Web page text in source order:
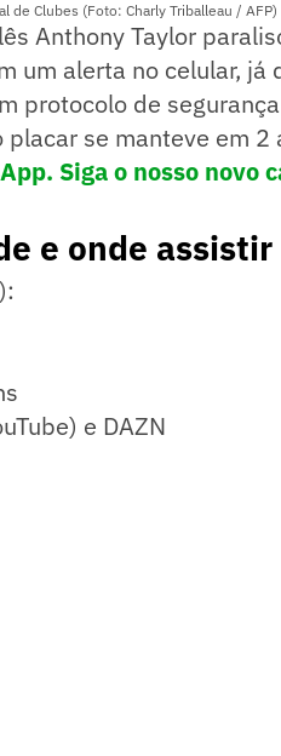
de Clubes (Foto: Charly Triballeau / AFP)
Anthony Taylor
um alerta no celular, já
protocolo de
se manteve em 2
Siga o nosso novo
e onde assistir
e DAZN